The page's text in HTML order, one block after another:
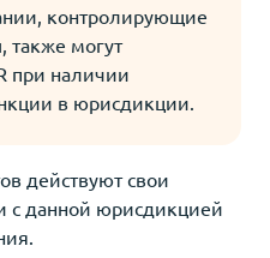
контролирующие
также могут
при наличии
в юрисдикции.
действуют свои
с данной юрисдикцией